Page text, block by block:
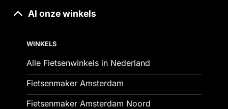
Al onze winkels
WINKELS
Alle Fietsenwinkels in Nederland
Fietsenmaker Amsterdam
Fietsenmaker Amsterdam Noord